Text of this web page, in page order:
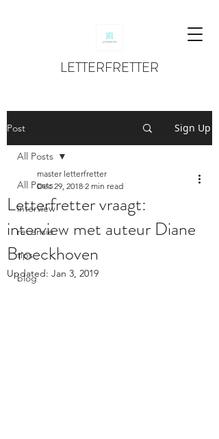
LETTERFRETTER
Post Sign Up
All Posts
interview
recensie
tips
blog
All Posts
Letterfretter vraagt:
interview met auteur Diane
Broeckhoven
master letterfretter
Dec 29, 2018 2 min read
Updated: Jan 3, 2019